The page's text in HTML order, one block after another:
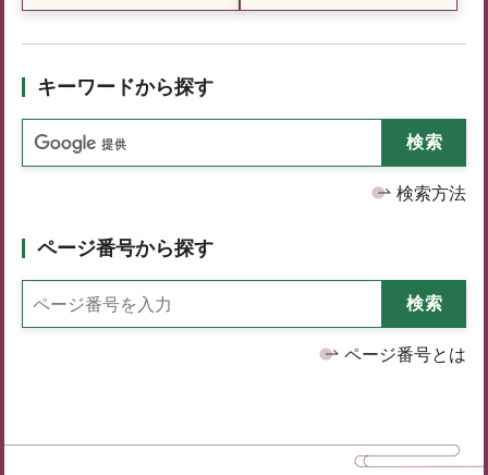
キーワードから探す
検索方法
ページ番号から探す
ページ番号とは